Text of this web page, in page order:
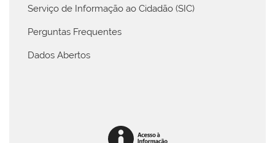
Serviço de Informação ao Cidadão (SIC)
Perguntas Frequentes
Dados Abertos